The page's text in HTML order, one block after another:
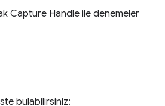
Capture Handle ile denemeler
bulabilirsiniz: